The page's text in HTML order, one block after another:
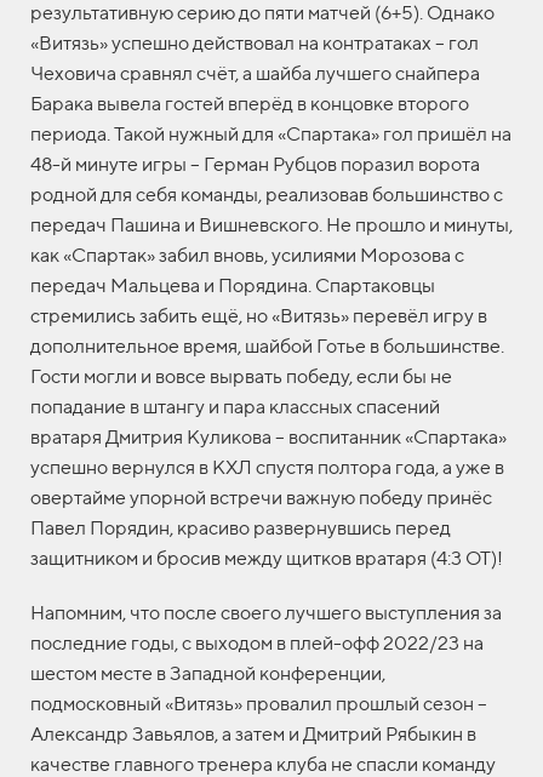
результативную серию до пяти матчей (6+5). Однако
«Витязь» успешно действовал на контратаках – гол
Чеховича сравнял счёт, а шайба лучшего снайпера
Барака вывела гостей вперёд в концовке второго
периода. Такой нужный для «Спартака» гол пришёл на
48-й минуте игры – Герман Рубцов поразил ворота
родной для себя команды, реализовав большинство с
передач Пашина и Вишневского. Не прошло и минуты,
как «Спартак» забил вновь, усилиями Морозова с
передач Мальцева и Порядина. Спартаковцы
стремились забить ещё, но «Витязь» перевёл игру в
дополнительное время, шайбой Готье в большинстве.
Гости могли и вовсе вырвать победу, если бы не
попадание в штангу и пара классных спасений
вратаря Дмитрия Куликова – воспитанник «Спартака»
успешно вернулся в КХЛ спустя полтора года, а уже в
овертайме упорной встречи важную победу принёс
Павел Порядин, красиво развернувшись перед
защитником и бросив между щитков вратаря (4:3 ОТ)!
Напомним, что после своего лучшего выступления за
последние годы, с выходом в плей-офф 2022/23 на
шестом месте в Западной конференции,
подмосковный «Витязь» провалил прошлый сезон –
Александр Завьялов, а затем и Дмитрий Рябыкин в
качестве главного тренера клуба не спасли команду